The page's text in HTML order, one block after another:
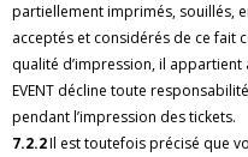
partiellement imprimés, souillés,
acceptés et considérés de ce fait
qualité d’impression, il appartient
EVENT décline toute
pendant l’impression des tickets.
7.2.2Il est toutefois précisé que